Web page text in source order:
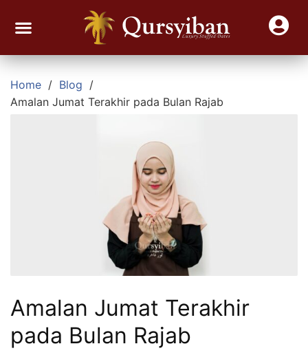
Home
Blog
Amalan Jumat Terakhir pada Bulan Rajab
Amalan Jumat Terakhir
pada Bulan Rajab